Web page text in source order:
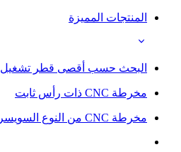
المنتجات المميزة
البحث حسب أقصى قطر تشغيل
مخرطة CNC ذات رأس ثابت
مخرطة CNC من النوع السويسري